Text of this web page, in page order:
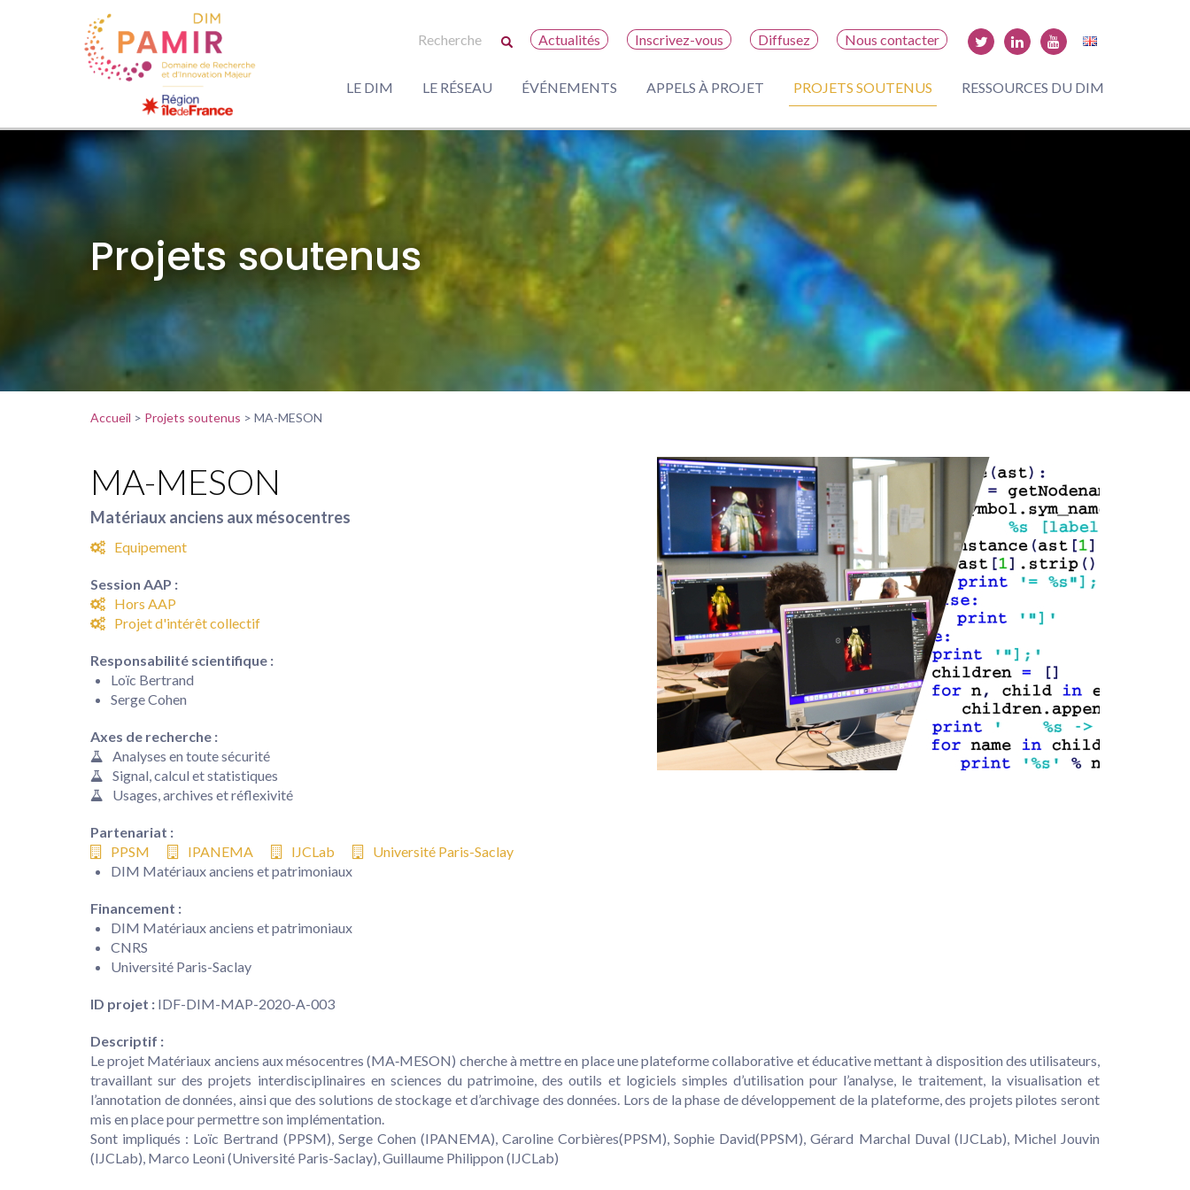
Actualités Inscrivez-vous Diffusez Nous contacter
LE DIM LE RÉSEAU ÉVÉNEMENTS APPELS À PROJET PROJETS SOUTENUS RESSOURCES DU DIM
Projets soutenus
Accueil > Projets soutenus > MA-MESON
MA-MESON
Matériaux anciens aux mésocentres
Equipement
Session AAP :
Hors AAP
Projet d'intérêt collectif
Responsabilité scientifique :
Loïc Bertrand
Serge Cohen
Axes de recherche :
Analyses en toute sécurité
Signal, calcul et statistiques
Usages, archives et réflexivité
Partenariat :
PPSM
IPANEMA IJCLab
Université Paris-Saclay
DIM Matériaux anciens et patrimoniaux
Financement :
DIM Matériaux anciens et patrimoniaux
CNRS
Université Paris-Saclay
ID projet : IDF-DIM-MAP-2020-A-003
Descriptif :
Le projet Matériaux anciens aux mésocentres (MA‐MESON) cherche à mettre en place une plateforme collaborative et éducative mettant à disposition des utilisateurs,
travaillant sur des projets interdisciplinaires en sciences du patrimoine, des outils et logiciels simples d’utilisation pour l’analyse, le traitement, la visualisation et
l’annotation de données, ainsi que des solutions de stockage et d’archivage des données. Lors de la phase de développement de la plateforme, des projets pilotes seront
mis en place pour permettre son implémentation.
Sont impliqués : Loïc Bertrand (PPSM), Serge Cohen (IPANEMA), Caroline Corbières(PPSM), Sophie David(PPSM), Gérard Marchal Duval (IJCLab), Michel Jouvin
(IJCLab), Marco Leoni (Université Paris-Saclay), Guillaume Philippon (IJCLab)